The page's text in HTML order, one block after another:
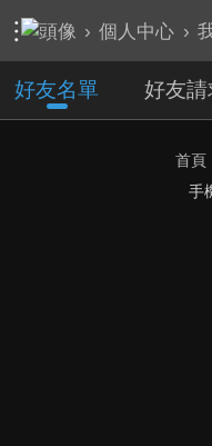
› 個人中心 ›
好友名單 好友請
首頁
手